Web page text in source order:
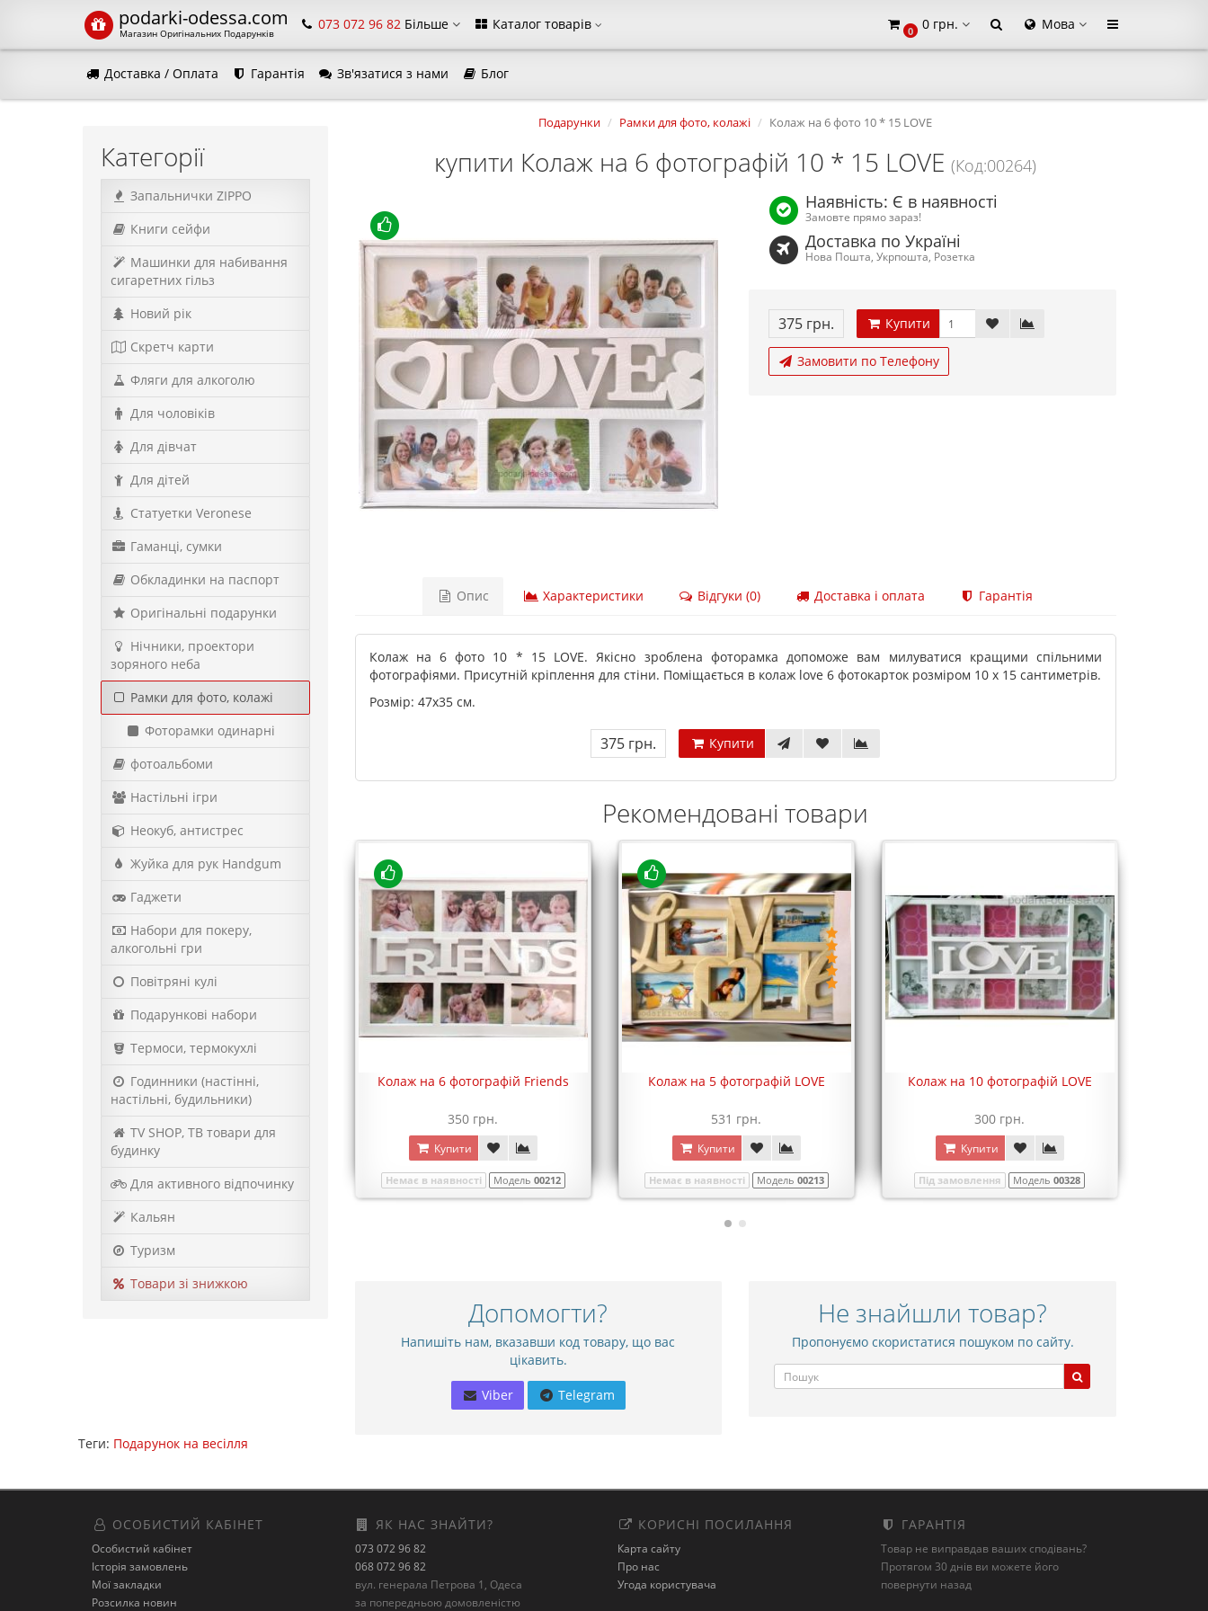
podarki-odessa.com
Магазин Оригінальних Подарунків
073 072 96 82 Більше Каталог товарів 0 0 грн. Мова
Доставка / Оплата Гарантія Зв'язатися з нами Блог
Категорії
Запальнички ZIPPO
Книги сейфи
Машинки для набивання
сигаретних гільз
Новий рік
Скретч карти
Фляги для алкоголю
Для чоловіків
Для дівчат
Для дітей
Статуетки Veronese
Гаманці, сумки
Обкладинки на паспорт
Оригінальні подарунки
Нічники, проектори
зоряного неба
Рамки для фото, колажі
Фоторамки одинарні
фотоальбоми
Настільні ігри
Неокуб, антистрес
Жуйка для рук Handgum
Гаджети
Набори для покеру,
алкогольні гри
Повітряні кулі
Подарункові набори
Термоси, термокухлі
Годинники (настінні,
настільні, будильники)
TV SHOP, ТВ товари для
будинку
Для активного відпочинку
Кальян
Туризм
Товари зі знижкою
Подарунки Рамки для фото, колажі Колаж на 6 фото 10 * 15 LOVE
Мова магазина
Виберіть будь ласка мову магазину
Русский Українська
купити Колаж на 6 фотографій 10 * 15 LOVE(Код:00264)
Наявність: Є в наявності
Замовте прямо зараз!
Доставка по Україні
Нова Пошта, Укрпошта, Розетка
375 грн. Купити
Замовити по Телефону
Опис Характеристики Відгуки (0) Доставка і оплата Гарантія
Колаж на 6 фото 10 * 15 LOVE. Якісно зроблена фоторамка допоможе вам милуватися кращими спільними
фотографіями. Присутній кріплення для стіни. Поміщається в колаж love 6 фотокарток розміром 10 х 15 сантиметрів.
Розмір: 47х35 см.
375 грн. Купити
Рекомендовані товари
Колаж на 6 фотографій Любов
350 грн.
Немає в наявності Модель00076
Колаж на 6 фотографій Friends
350 грн.
Купити
Немає в наявності Модель 00212
Колаж на 5 фотографій LOVE
531 грн.
Купити
Немає в наявності Модель 00213
Колаж на 10 фотографій LOVE
300 грн.
Купити
Під замовлення Модель 00328
Допомогти?
Напишіть нам, вказавши код товару, що вас
цікавить.
Viber Telegram
Не знайшли товар?
Пропонуємо скористатися пошуком по сайту.
Теги: Подарунок на весілля
ОСОБИСТИЙ КАБІНЕТ
Особистий кабінет
Історія замовлень
Мої закладки
Розсилка новин
ЯК НАС ЗНАЙТИ?
073 072 96 82
068 072 96 82
вул. генерала Петрова 1, Одеса
за попередньою домовленістю
КОРИСНІ ПОСИЛАННЯ
Карта сайту
Про нас
Угода користувача
ГАРАНТІЯ
Товар не виправдав ваших сподівань?
Протягом 30 днів ви можете його
повернути назад